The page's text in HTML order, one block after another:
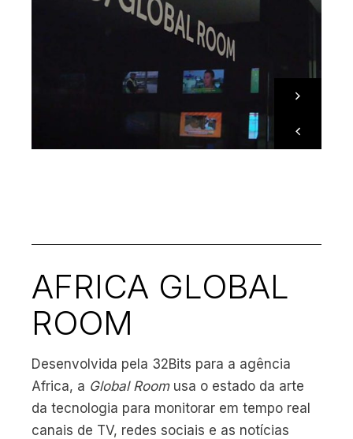
AFRICA GLOBAL
ROOM
Desenvolvida pela 32Bits para a agência
Africa, a Global Roomusa o estado da arte
da tecnologia para monitorar em tempo real
canais de TV, redes sociais e as notícias